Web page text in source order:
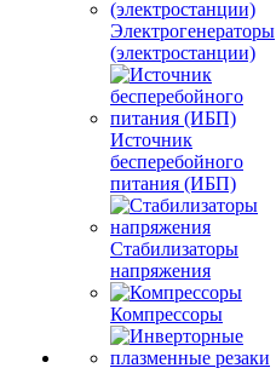
Электрогенераторы
(электростанции)
Источник
бесперебойного
питания (ИБП)
Стабилизаторы
напряжения
Компрессоры